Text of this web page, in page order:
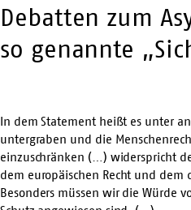
Debatten zum
so genannte
In dem Statement heißt es unter
untergraben und die
einzuschränken (…) widerspricht
dem europäischen Recht und dem
Besonders müssen wir die Würde